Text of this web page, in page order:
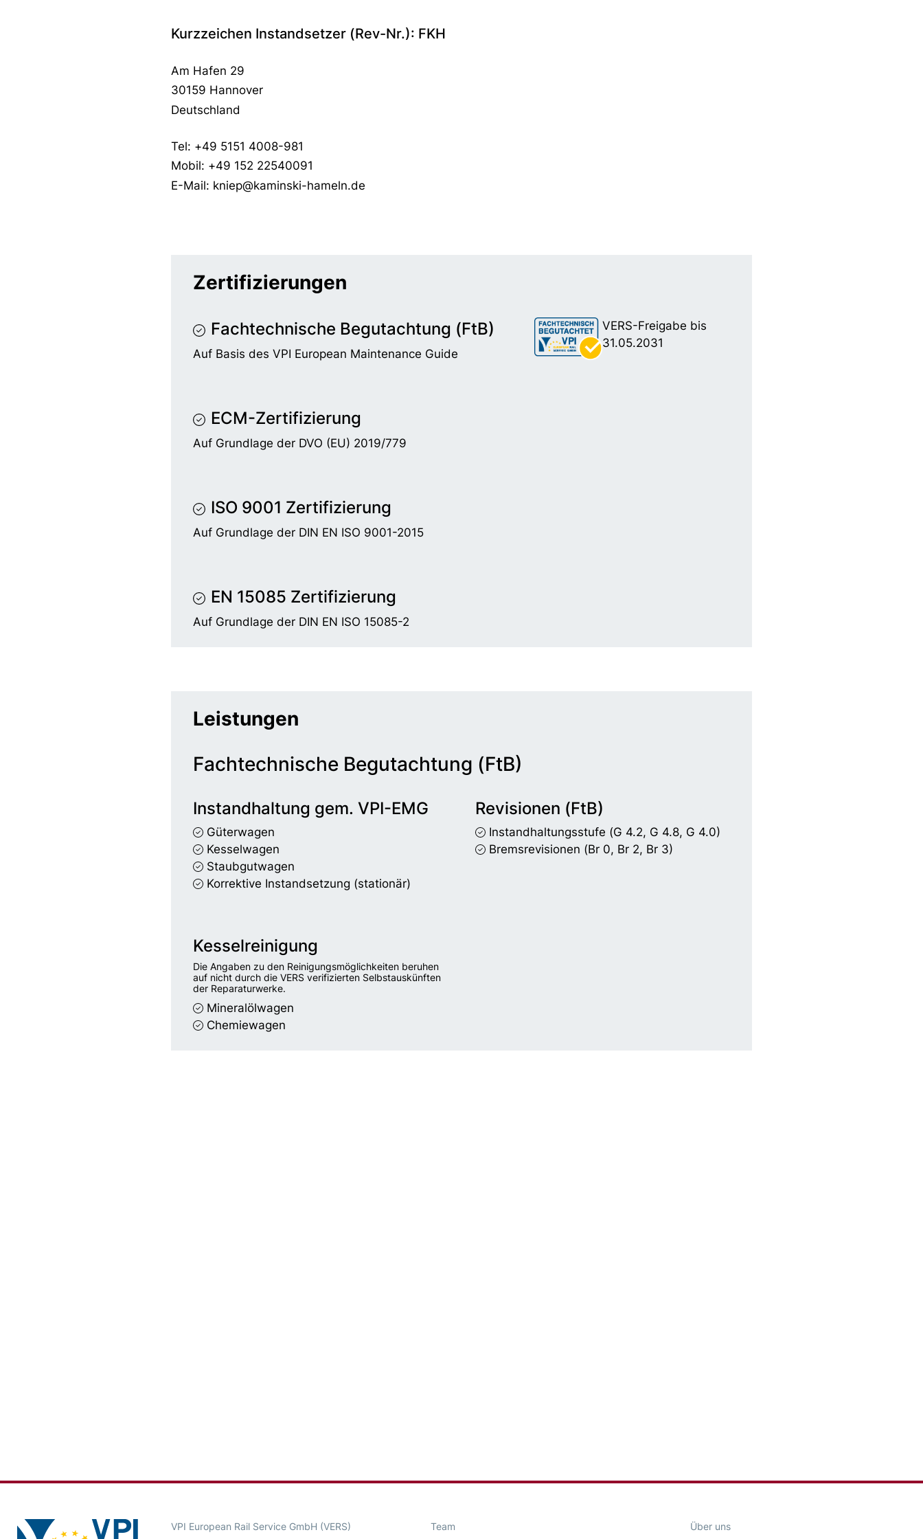
Kurzzeichen Instandsetzer (Rev-Nr.): FKH
Am Hafen 29
30159 Hannover
Deutschland
Tel: +49 5151 4008-981
Mobil: +49 152 22540091
E-Mail: kniep@kaminski-hameln.de
Zertifizierungen
Fachtechnische Begutachtung (FtB)
Auf Basis des VPI European Maintenance Guide
VERS-Freigabe bis
31.05.2031
ECM-Zertifizierung
Auf Grundlage der DVO (EU) 2019/779
ISO 9001 Zertifizierung
Auf Grundlage der DIN EN ISO 9001-2015
EN 15085 Zertifizierung
Auf Grundlage der DIN EN ISO 15085-2
Leistungen
Fachtechnische Begutachtung (FtB)
Instandhaltung gem. VPI-EMG
Güterwagen
Kesselwagen
Staubgutwagen
Korrektive Instandsetzung (stationär)
Revisionen (FtB)
Instandhaltungsstufe (G 4.2, G 4.8, G 4.0)
Bremsrevisionen (Br 0, Br 2, Br 3)
Kesselreinigung
Die Angaben zu den Reinigungsmöglichkeiten beruhen
auf nicht durch die VERS verifizierten Selbstauskünften
der Reparaturwerke.
Mineralölwagen
Chemiewagen
VPI European Rail Service GmbH (VERS) Team Über uns